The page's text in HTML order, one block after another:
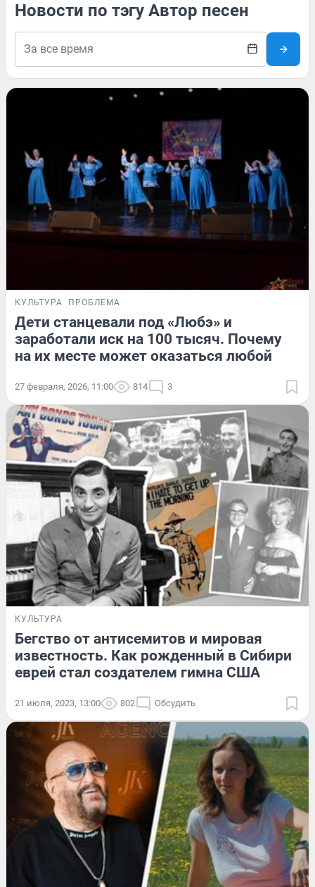
Новости по тэгу Автор песен
КУЛЬТУРА ПРОБЛЕМА
Дети станцевали под «Любэ» и
заработали иск на 100 тысяч. Почему
на их месте может оказаться любой
27 февраля, 2026, 11:00 814 3
КУЛЬТУРА
Бегство от антисемитов и мировая
известность. Как рожденный в Cибири
еврей стал создателем гимна США
21 июля, 2023, 13:00 802 Обсудить